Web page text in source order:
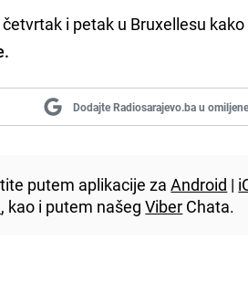
i petak u Bruxellesu
Dodajte Radiosarajevo.ba u
putem aplikacije zaAndroid |
, kao i putem našegViber Chata.